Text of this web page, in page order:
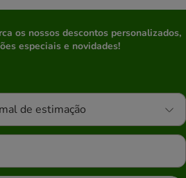
os nossos descontos personalizados,
especiais e novidades!
de estimação